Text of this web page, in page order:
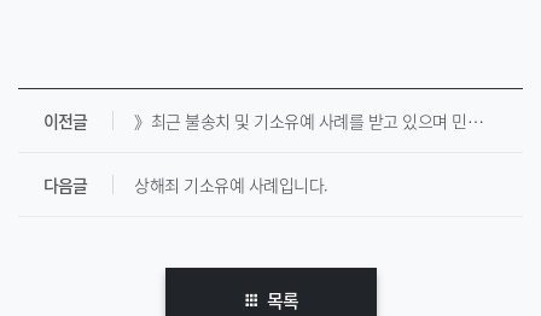
이전글 》최근 불송치 및 기소유예 사례를 받고 있으며 민사소송에서도 전부 승소를 받은 사례가 있습니다. [ 미성년자성매매, 건조물침입, 성폭법 등 ]
다음글 상해죄 기소유예 사례입니다.
목록